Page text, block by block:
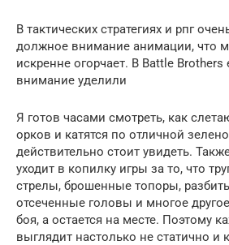
В тактических стратегиях и рпг
должное внимание анимации, что
искренне огорчает. В Battle
внимание уделили
Я готов часами смотреть, как
орков и катятся по отличной
действительно стоит увидеть.
уходит в копилку игры за то, что
стрелы, брошенные топоры,
отсеченные головы и многое
боя, а остается на месте. Поэтому
выглядит настолько не статично и